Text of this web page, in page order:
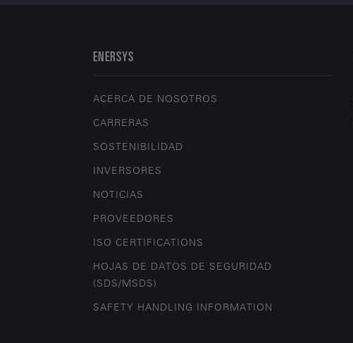
ENERSYS
ACERCA DE NOSOTROS
CARRERAS
SOSTENIBILIDAD
INVERSORES
NOTICIAS
PROVEEDORES
ISO CERTIFICATIONS
HOJAS DE DATOS DE SEGURIDAD
(SDS/MSDS)
SAFETY HANDLING INFORMATION